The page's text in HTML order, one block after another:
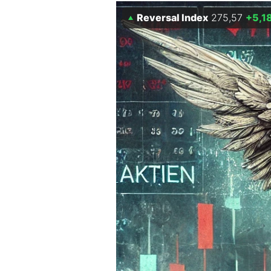
Mein B:O
Mein Konto
Folgen Sie uns
Kontakt
Reversal Index 275,57